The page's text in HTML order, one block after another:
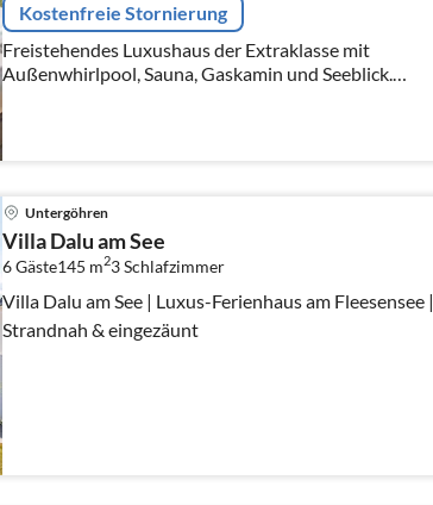
Kostenfreie Stornierung
Freistehendes Luxushaus der Extraklasse mit
Außenwhirlpool, Sauna, Gaskamin und Seeblick.
Herz für Kinder !!
Untergöhren
Villa Dalu am See
6 Gäste145 m23Schlafzimmer
Villa Dalu am See | Luxus-Ferienhaus am Fleesensee |
Strandnah & eingezäunt